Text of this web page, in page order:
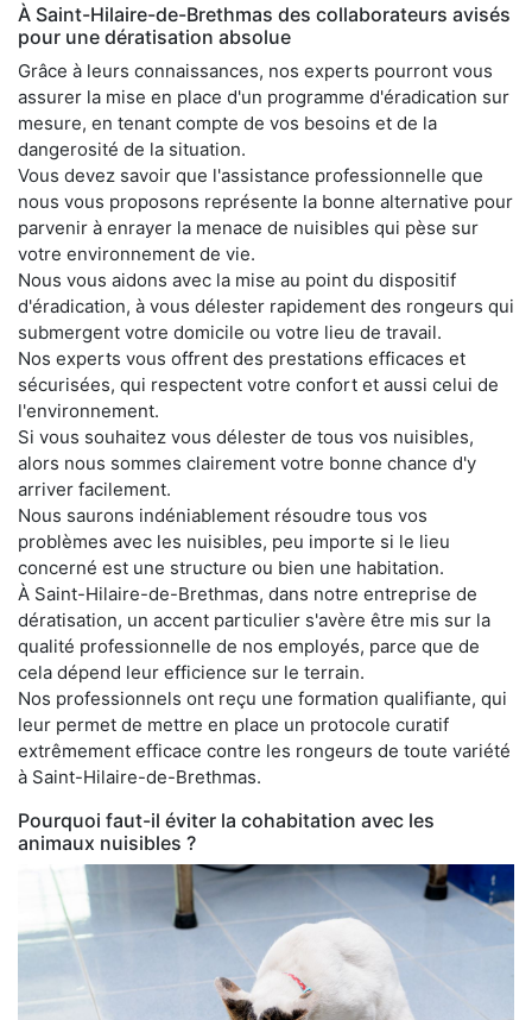
À Saint-Hilaire-de-Brethmas des collaborateurs avisés
pour une dératisation absolue
Grâce à leurs connaissances, nos experts pourront vous
assurer la mise en place d'un programme d'éradication sur
mesure, en tenant compte de vos besoins et de la
dangerosité de la situation.
Vous devez savoir que l'assistance professionnelle que
nous vous proposons représente la bonne alternative pour
parvenir à enrayer la menace de nuisibles qui pèse sur
votre environnement de vie.
Nous vous aidons avec la mise au point du dispositif
d'éradication, à vous délester rapidement des rongeurs qui
submergent votre domicile ou votre lieu de travail.
Nos experts vous offrent des prestations efficaces et
sécurisées, qui respectent votre confort et aussi celui de
l'environnement.
Si vous souhaitez vous délester de tous vos nuisibles,
alors nous sommes clairement votre bonne chance d'y
arriver facilement.
Nous saurons indéniablement résoudre tous vos
problèmes avec les nuisibles, peu importe si le lieu
concerné est une structure ou bien une habitation.
À Saint-Hilaire-de-Brethmas, dans notre entreprise de
dératisation, un accent particulier s'avère être mis sur la
qualité professionnelle de nos employés, parce que de
cela dépend leur efficience sur le terrain.
Nos professionnels ont reçu une formation qualifiante, qui
leur permet de mettre en place un protocole curatif
extrêmement efficace contre les rongeurs de toute variété
à Saint-Hilaire-de-Brethmas.
Pourquoi faut-il éviter la cohabitation avec les
animaux nuisibles ?